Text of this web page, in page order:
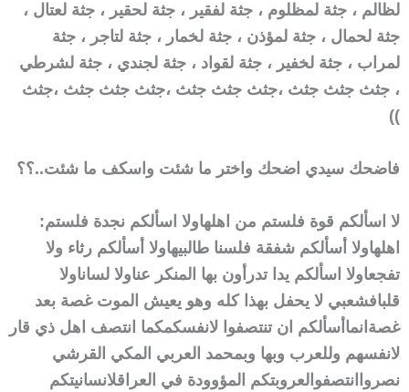
لظالم ، جثة لمظلوم ، جثة لفقير ، جثة لحقير ، جثة لعتال ،
جثة لحمال ، جثة لمؤذن ، جثة لخمار ، جثة لتاجر ، جثة
لمراب ، جثة لخفير ، جثة لقواد ، جثة لجندي ، جثة لشرطي
، جثث جثث جثث ،جثث جثث جثث ،جثث جثث جثث ،جثث
))
فاضحك سيدي اضحك واختر ما شئت واسكف ما شئت..؟؟
: لا اسألكم قوة فلستم من اهلهاولا اسألكم نجدة فلستم
اهلهاولا أسألكم شفقة فلسنا طالبيهاولا أسألكم رثاء ولا
تفجعاولا اسألكم يدا تدرأون بها المنكر عناولا لساناولا
قلبافشعبي لا يحفل بهذا كله وهو يعيش الموت غصة بعد
غصة انما أسألكم ان تنتصفوا لانفسكمكما انتصف اهل ذي قار
لانفسهم وللعرب وبها وبمحمد العربي المكي القرشي
نصروا انتصفوا لعروبتكم المؤوودة في العراقلانسانيتكم